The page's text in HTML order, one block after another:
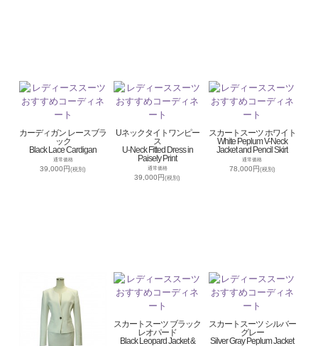
カーディガン レースブラ
ック
Black Lace Cardigan
通常価格
39,000円(税別)
Uネックタイトワンピー
ス
U-Neck Fitted Dress in
Paisely Print
通常価格
39,000円(税別)
スカートスーツ ホワイト
White Peplum V-Neck
Jacket and Pencil Skirt
通常価格
78,000円(税別)
スカートスーツ ブラック
レオパード
Black Leopard Jacket &
スカートスーツ シルバー
グレー
Silver Gray Peplum Jacket